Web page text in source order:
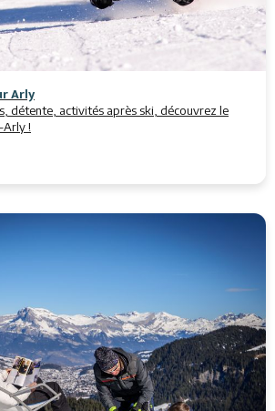
Arly
détente, activités après ski, découvrez le
Arly !